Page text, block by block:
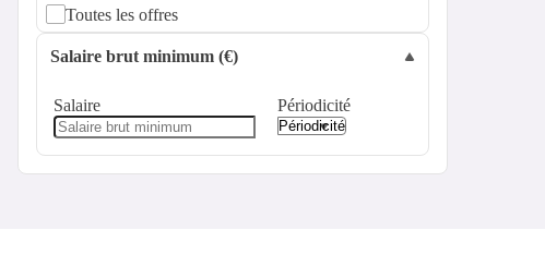
Toutes les offres
Salaire brut minimum (€)
Salaire Périodicité